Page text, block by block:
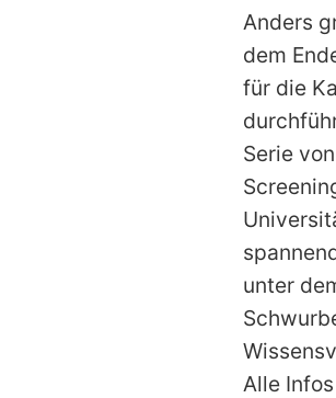
Anders
dem
für die
Serie
unter
Alle